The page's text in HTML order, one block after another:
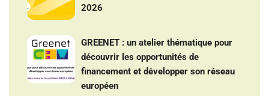
2026
GREENET : un atelier thématique pour
découvrir les opportunités de
financement et développer son réseau
européen